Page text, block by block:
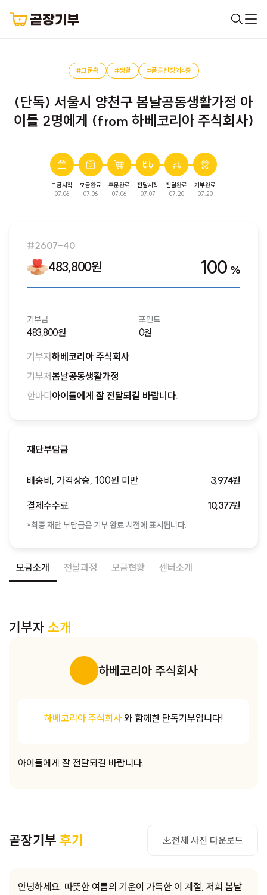
#그룹홈 #생활 #폼클렌징외4종
(단독) 서울시 양천구 봄날공동생활가정 아
이들 2명에게 (from 하베코리아 주식회사)
모금시작
07.06
모금완료
07.06
주문완료
07.06
전달시작
07.07
전달완료
07.20
기부완료
07.20
모금소개 전달과정 모금현황 센터소개
기부자 소개
하베코리아 주식회사
하베코리아 주식회사 와 함께한 단독기부입니다!
아이들에게 잘 전달되길 바랍니다.
곧장기부 후기 전체 사진 다운로드
사진 다운로드
안녕하세요. 따뜻한 여름의 기운이 가득한 이 계절, 저희 봄날
완료된 모금입니다. 다음 모금에서 만나요!
#2607-40
483,800원 100 %
기부금
483,800원
포인트
0원
기부자하베코리아 주식회사
기부처봄날공동생활가정
한마디 아이들에게 잘 전달되길 바랍니다.
재단부담금
배송비, 가격상승, 100원 미만 3,974원
결제수수료 10,377원
*최종 재단 부담금은 기부 완료 시점에 표시됩니다.